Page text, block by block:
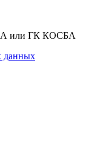
или ГК КОСБА
данных